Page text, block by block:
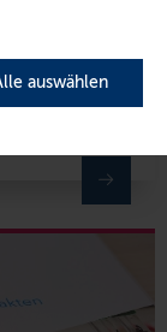
auswählen
für den